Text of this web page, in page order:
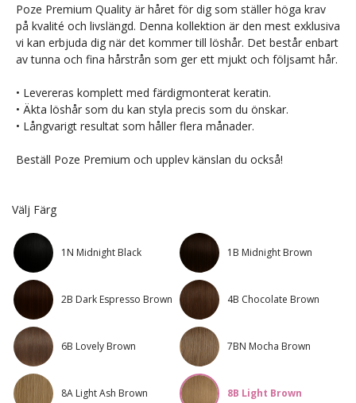
Poze Premium Quality är håret för dig som ställer höga krav
på kvalité och livslängd. Denna kollektion är den mest exklusiva
vi kan erbjuda dig när det kommer till löshår. Det består enbart
av tunna och fina hårstrån som ger ett mjukt och följsamt hår.
• Levereras komplett med färdigmonterat keratin.
• Äkta löshår som du kan styla precis som du önskar.
• Långvarigt resultat som håller flera månader.
Beställ Poze Premium och upplev känslan du också!
Välj Färg
1N Midnight Black 1B Midnight Brown
2B Dark Espresso Brown 4B Chocolate Brown
6B Lovely Brown 7BN Mocha Brown
8A Light Ash Brown 8B Light Brown